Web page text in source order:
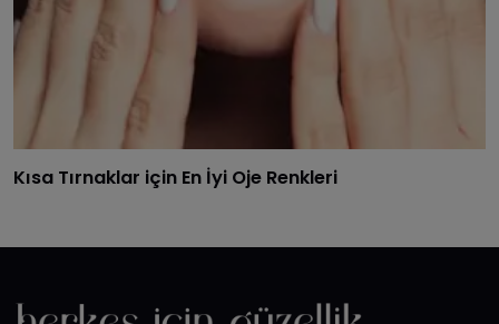
Kısa Tırnaklar için En İyi Oje Renkleri